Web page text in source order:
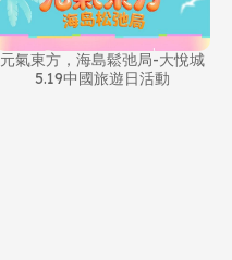
元氣東方，海島鬆弛局-大悅城
5.19中國旅遊日活動